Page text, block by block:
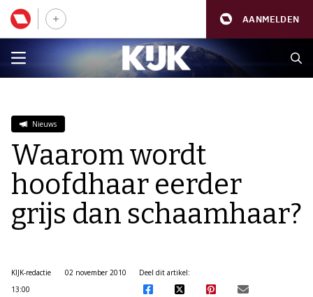
AANMELDEN
Nieuws
Waarom wordt
hoofdhaar eerder
grijs dan schaamhaar?
KIJK-redactie
02 november 2010
13:00
Deel dit artikel: